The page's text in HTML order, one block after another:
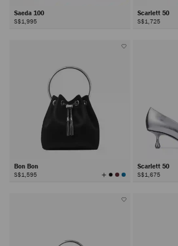
Saeda 100
S$1,995
Scarlett 50
S$1,725
Bon Bon
S$1,595 查
看
Scarlett 50
S$1,675